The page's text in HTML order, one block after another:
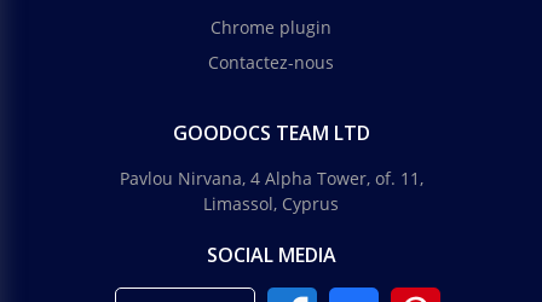
Chrome plugin
Contactez-nous
GOODOCS TEAM LTD
Pavlou Nirvana, 4 Alpha Tower, of. 11,
Limassol, Cyprus
SOCIAL MEDIA